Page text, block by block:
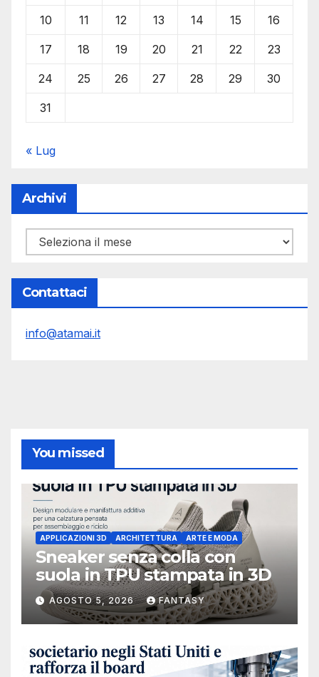
10 11 12 13 14 15 16
17 18 19 20 21 22 23
24 25 26 27 28 29 30
31
« Lug
Archivi
Archivi
Contattaci
info@atamai.it
You missed
APPLICAZIONI 3D ARCHITETTURA ARTE E MODA
Sneaker senza colla con
suola in TPU stampata in 3D
AGOSTO 5, 2026 FANTASY